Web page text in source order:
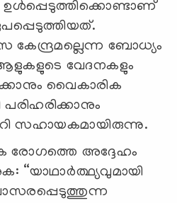
ഉൾപ്പെടുത്തിക്കൊണ്ടാണ്
ബോധ്യം
ആളുകളുടെ വേദനകളും
വൈകാരിക
സഹായകമായിരുന്നു.
രോഗത്തെ അദ്ദേഹം
“യാഥാർത്ഥ്യവുമായി